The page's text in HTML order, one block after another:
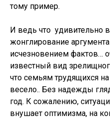
тому пример.
И ведь что удивительно в
жонглирование
исчезновением фактов…
известный вид
что семьям трудящихся
весело.. Без надежды
год. К сожалению,
внушает оптимизма, на